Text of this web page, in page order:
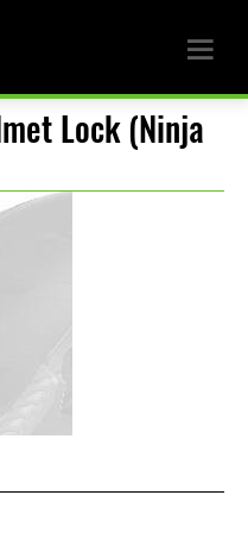
Lock (Ninja